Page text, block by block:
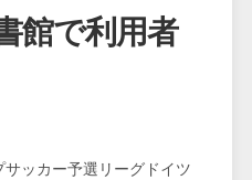
館で利用者
ッカー予選リーグドイツ